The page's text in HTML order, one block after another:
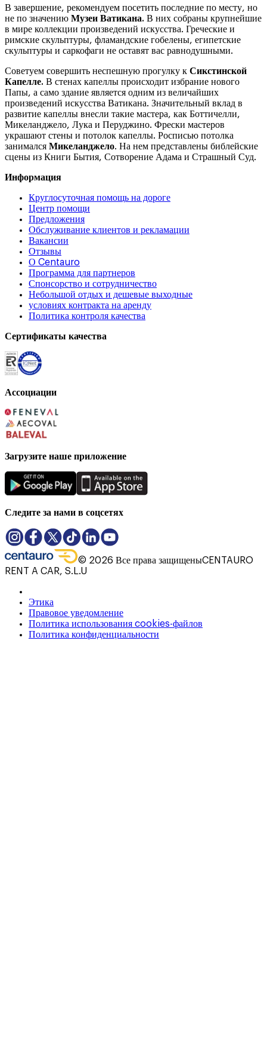
В завершение, рекомендуем посетить последние по месту, но
не по значению Музеи Ватикана. В них собраны крупнейшие
в мире коллекции произведений искусства. Греческие и
римские скульптуры, фламандские гобелены, египетские
скульптуры и саркофаги не оставят вас равнодушными.
Советуем совершить неспешную прогулку к Сикстинской
Капелле. В стенах капеллы происходит избрание нового
Папы, а само здание является одним из величайших
произведений искусства Ватикана. Значительный вклад в
развитие капеллы внесли такие мастера, как Боттичелли,
Микеланджело, Лука и Перуджино. Фрески мастеров
украшают стены и потолок капеллы. Росписью потолка
занимался Микеланджело. На нем представлены библейские
сцены из Книги Бытия, Сотворение Адама и Страшный Суд.
Информация
Круглосуточная помощь на дороге
Центр помощи
Предложения
Обслуживание клиентов и рекламации
Вакансии
Отзывы
О Centauro
Программа для партнеров
Спонсорство и сотрудничество
Небольшой отдых и дешевые выходные
условиях контракта на аренду
Политика контроля качества
Сертификаты качества
Ассоциации
Загрузите наше приложение
Следите за нами в соцсетях
© 2026 Все права защищеныCENTAURO
RENT A CAR, S.L.U
Этика
Правовое уведомление
Политика использования cookies-файлов
Политика конфиденциальности